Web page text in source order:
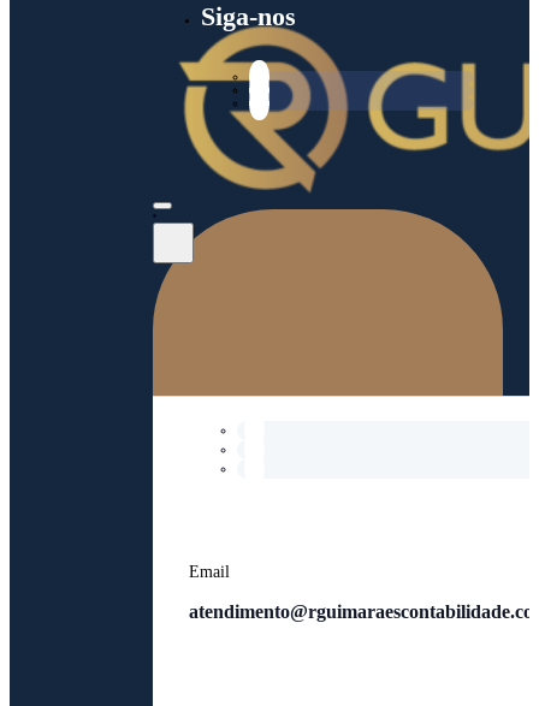
Siga-nos
Email